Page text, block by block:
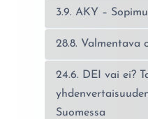
3.9. AKY –
28.8. Valmentava
24.6. DEI vai ei?
Suomessa